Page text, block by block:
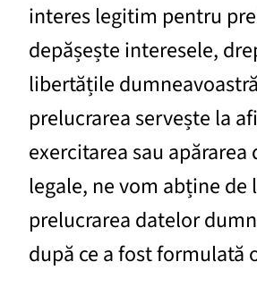
interes legitim pentru
depășește interesele,
libertățile
prelucrarea servește la
exercitarea sau
legale, ne vom abține de
prelucrarea datelor
după ce a fost formulată